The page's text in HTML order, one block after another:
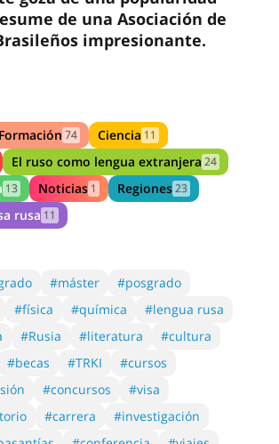
rusa 11
#Rusia #literatura
#cultura
#becas #TRKI
#cursos
#concursos
#visa
#carrera
la revista HED
La formación en Rusia para
ciudadanos argentinos
Casa rusa
№ 10 (30) 2023